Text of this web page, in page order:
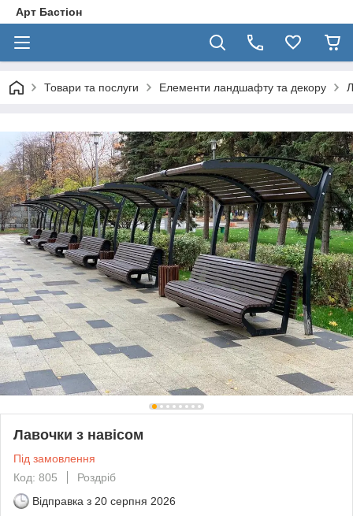
Арт Бастіон
Товари та послуги Елементи ландшафту та декору
Лавочки з навісом
Під замовлення
Код: 805
Роздріб
Відправка з 20 серпня 2026